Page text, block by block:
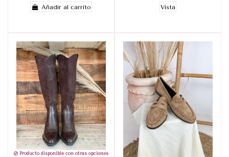
Añadir al carrito Vista
Producto disponible con otras opciones